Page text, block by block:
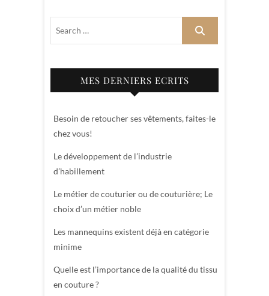
MES DERNIERS ECRITS
Besoin de retoucher ses vêtements, faites-le
chez vous!
Le développement de l’industrie
d’habillement
Le métier de couturier ou de couturière; Le
choix d’un métier noble
Les mannequins existent déjà en catégorie
minime
Quelle est l’importance de la qualité du tissu
en couture ?